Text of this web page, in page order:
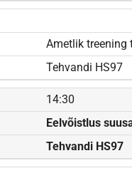
Ametlik treening
Tehvandi HS97
14:30
Eelvõistlus
Tehvandi HS97